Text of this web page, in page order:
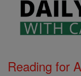
Reading for